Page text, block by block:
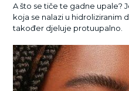
A što se tiče te gadne upale?
koja se nalazi u hidroliziranim
također djeluje protuupalno.